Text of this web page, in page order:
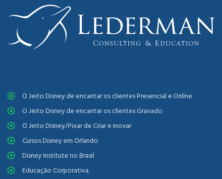
O Jeito Disney de encantar os clientes Presencial e Online
O Jeito Disney de encantar os clientes Gravado
O Jeito Disney/Pixar de Criar e Inovar
Cursos Disney em Orlando
Disney Institute no Brasil
Educação Corporativa